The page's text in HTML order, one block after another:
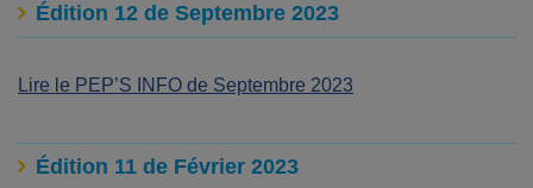
Édition 12 de Septembre 2023
Lire le PEP’S INFO de Septembre 2023
Édition 11 de Février 2023